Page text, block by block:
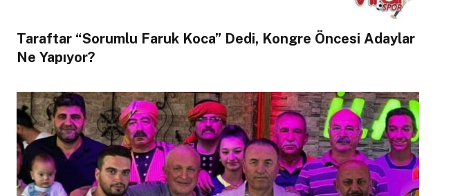
Taraftar “Sorumlu Faruk Koca” Dedi, Kongre Öncesi Adaylar
Ne Yapıyor?